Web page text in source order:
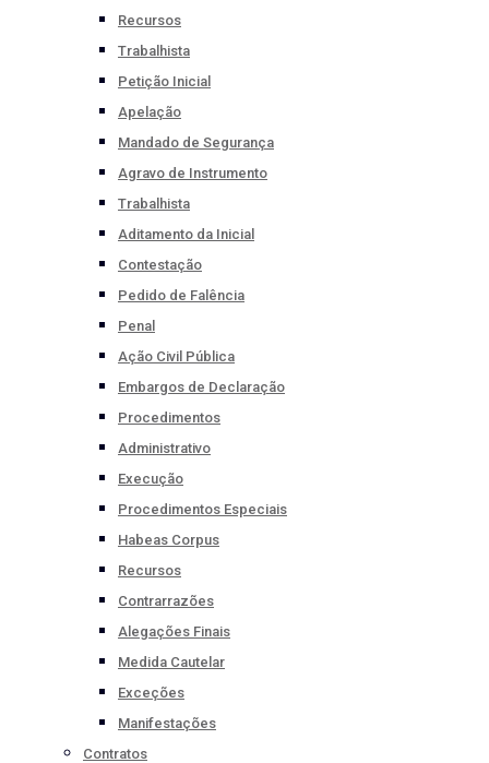
Recursos
Trabalhista
Petição Inicial
Apelação
Mandado de Segurança
Agravo de Instrumento
Trabalhista
Aditamento da Inicial
Contestação
Pedido de Falência
Penal
Ação Civil Pública
Embargos de Declaração
Procedimentos
Administrativo
Execução
Procedimentos Especiais
Habeas Corpus
Recursos
Contrarrazões
Alegações Finais
Medida Cautelar
Exceções
Manifestações
Contratos